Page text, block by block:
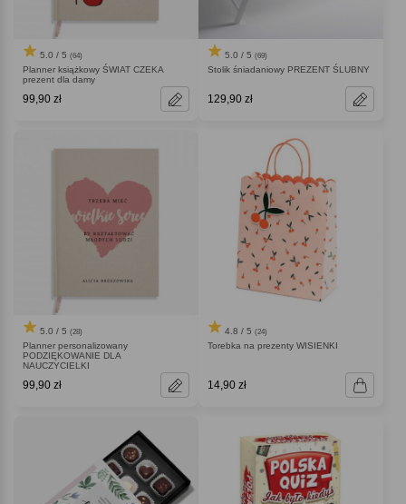
5.0 / 5 (64)
Planner książkowy ŚWIAT CZEKA
prezent dla damy
99,90 zł
5.0 / 5 (69)
Stolik śniadaniowy PREZENT ŚLUBNY
129,90 zł
5.0 / 5 (28)
Planner personalizowany
PODZIĘKOWANIE DLA
NAUCZYCIELKI
99,90 zł
4.8 / 5 (24)
Torebka na prezenty WISIENKI
14,90 zł